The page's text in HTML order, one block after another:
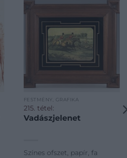
FESTMÉNY, GRAFIKA
215. tétel:
Vadászjelenet
Színes ofszet, papír, fa